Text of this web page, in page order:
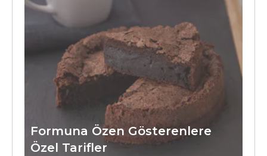
Formuna Özen Gösterenlere
Özel Tarifler